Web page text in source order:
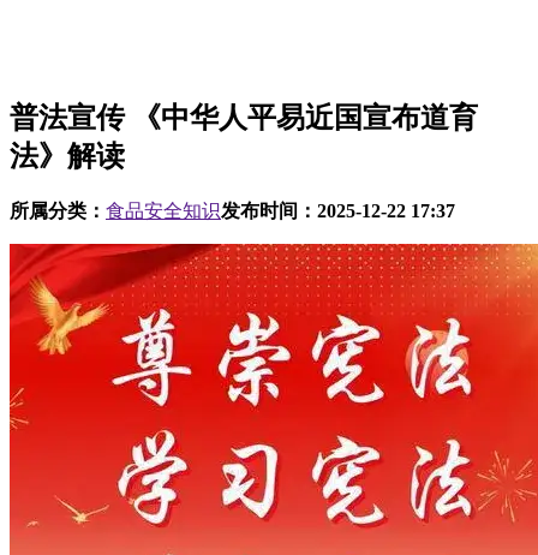
普法宣传 《中华人平易近国宣布道育
法》解读
所属分类： 食品安全知识发布时间： 2025-12-22 17:37